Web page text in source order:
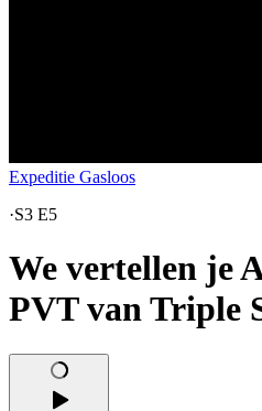
Expeditie Gasloos
·S3 E5
We vertellen je
PVT van Triple